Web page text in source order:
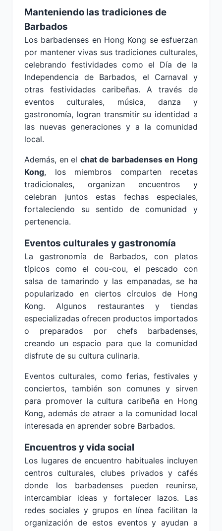
Manteniendo las tradiciones de
Barbados
Los barbadenses en Hong Kong se esfuerzan
por mantener vivas sus tradiciones culturales,
celebrando festividades como el Día de la
Independencia de Barbados, el Carnaval y
otras festividades caribeñas. A través de
eventos culturales, música, danza y
gastronomía, logran transmitir su identidad a
las nuevas generaciones y a la comunidad
local.
Además, en el chat de barbadenses en Hong
Kong, los miembros comparten recetas
tradicionales, organizan encuentros y
celebran juntos estas fechas especiales,
fortaleciendo su sentido de comunidad y
pertenencia.
Eventos culturales y gastronomía
La gastronomía de Barbados, con platos
típicos como el cou-cou, el pescado con
salsa de tamarindo y las empanadas, se ha
popularizado en ciertos círculos de Hong
Kong. Algunos restaurantes y tiendas
especializadas ofrecen productos importados
o preparados por chefs barbadenses,
creando un espacio para que la comunidad
disfrute de su cultura culinaria.
Eventos culturales, como ferias, festivales y
conciertos, también son comunes y sirven
para promover la cultura caribeña en Hong
Kong, además de atraer a la comunidad local
interesada en aprender sobre Barbados.
Encuentros y vida social
Los lugares de encuentro habituales incluyen
centros culturales, clubes privados y cafés
donde los barbadenses pueden reunirse,
intercambiar ideas y fortalecer lazos. Las
redes sociales y grupos en línea facilitan la
organización de estos eventos y ayudan a